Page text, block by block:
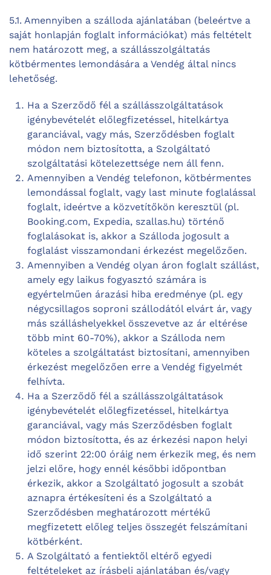
5.1. Amennyiben a szálloda ajánlatában (beleértve a
saját honlapján foglalt információkat) más feltételt
nem határozott meg, a szállásszolgáltatás
kötbérmentes lemondására a Vendég által nincs
lehetőség.
Ha a Szerződő fél a szállásszolgáltatások
igénybevételét előlegfizetéssel, hitelkártya
garanciával, vagy más, Szerződésben foglalt
módon nem biztosította, a Szolgáltató
szolgáltatási kötelezettsége nem áll fenn.
Amennyiben a Vendég telefonon, kötbérmentes
lemondással foglalt, vagy last minute foglalással
foglalt, ideértve a közvetítőkön keresztül (pl.
Booking.com, Expedia, szallas.hu) történő
foglalásokat is, akkor a Szálloda jogosult a
foglalást visszamondani érkezést megelőzően.
Amennyiben a Vendég olyan áron foglalt szállást,
amely egy laikus fogyasztó számára is
egyértelműen árazási hiba eredménye (pl. egy
négycsillagos soproni szállodától elvárt ár, vagy
más szálláshelyekkel összevetve az ár eltérése
több mint 60-70%), akkor a Szálloda nem
köteles a szolgáltatást biztosítani, amennyiben
érkezést megelőzően erre a Vendég figyelmét
felhívta.
Ha a Szerződő fél a szállásszolgáltatások
igénybevételét előlegfizetéssel, hitelkártya
garanciával, vagy más Szerződésben foglalt
módon biztosította, és az érkezési napon helyi
idő szerint 22:00 óráig nem érkezik meg, és nem
jelzi előre, hogy ennél későbbi időpontban
érkezik, akkor a Szolgáltató jogosult a szobát
aznapra értékesíteni és a Szolgáltató a
Szerződésben meghatározott mértékű
megfizetett előleg teljes összegét felszámítani
kötbérként.
A Szolgáltató a fentiektől eltérő egyedi
feltételeket az írásbeli ajánlatában és/vagy